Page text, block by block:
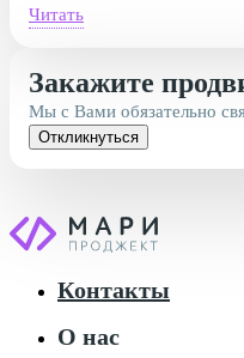
Читать
Закажите
Мы с Вами обязательно
Откликнуться
Контакты
О нас